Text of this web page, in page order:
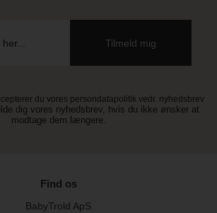
du vores persondatapolitik vedr. nyhedsbrev
dig vores nyhedsbrev, hvis du ikke ønsker at
modtage dem længere.
Find os
BabyTrold ApS